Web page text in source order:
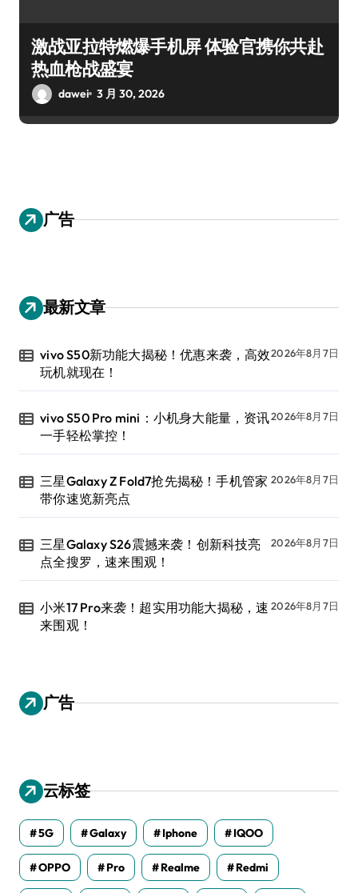
激战亚拉特燃爆手机屏 体验官携你共赴
热血枪战盛宴
dawei 3 月 30, 2026
广告
最新文章
vivo S50新功能大揭秘！优惠来袭，高效
玩机就现在！
2026年8月7日
vivo S50 Pro mini：小机身大能量，资讯
一手轻松掌控！
2026年8月7日
三星Galaxy Z Fold7抢先揭秘！手机管家
带你速览新亮点
2026年8月7日
三星Galaxy S26震撼来袭！创新科技亮
点全搜罗，速来围观！
2026年8月7日
小米17 Pro来袭！超实用功能大揭秘，速
来围观！
2026年8月7日
广告
云标签
5G Galaxy Iphone IQOO
OPPO Pro Realme Redmi